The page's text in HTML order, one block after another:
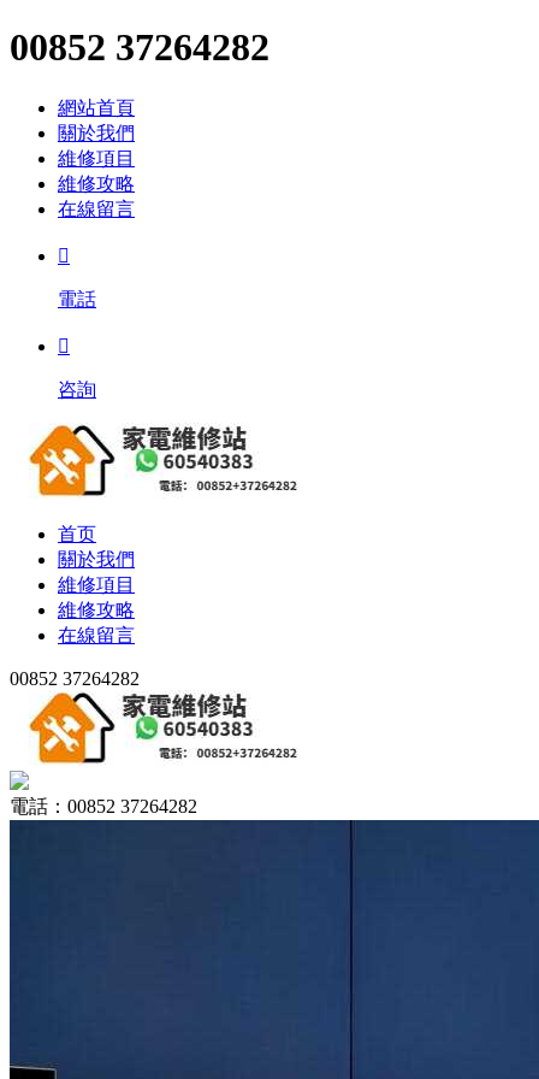
00852 37264282
網站首頁
關於我們
維修項目
維修攻略
在線留言

電話

咨詢
首页
關於我們
維修項目
維修攻略
在線留言
00852 37264282
電話：00852 37264282